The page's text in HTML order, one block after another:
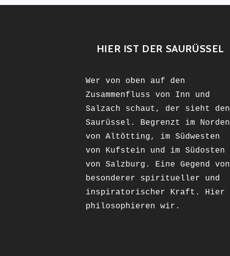
HIER IST DER SAURÜSSEL
Wer von oben auf den
Zusammenfluss von Inn und
Salzach schaut, der sieht den
Saurüssel. Begrenzt im Norden
von Altötting, im Südwesten
von Kufstein und im Südosten
von Salzburg. Eine Gegend von
besonderer spiritueller und
inspiratorischer Kraft. Hier
philosophieren wir.